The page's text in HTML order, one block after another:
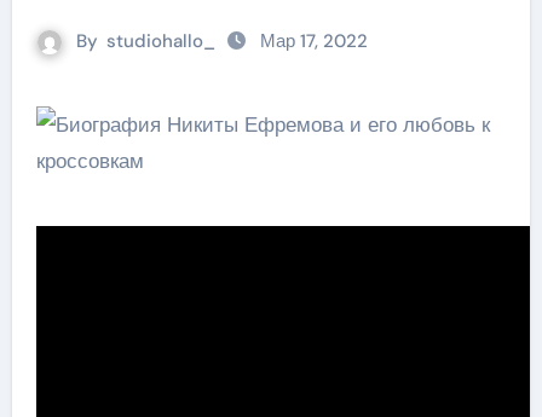
By studiohallo_ Мар 17, 2022